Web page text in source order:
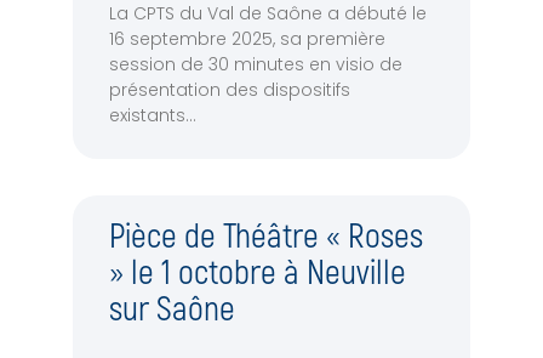
La CPTS du Val de Saône a débuté le
16 septembre 2025, sa première
session de 30 minutes en visio de
présentation des dispositifs
existants
Pièce de Théâtre « Roses
» le 1 octobre à Neuville
sur Saône